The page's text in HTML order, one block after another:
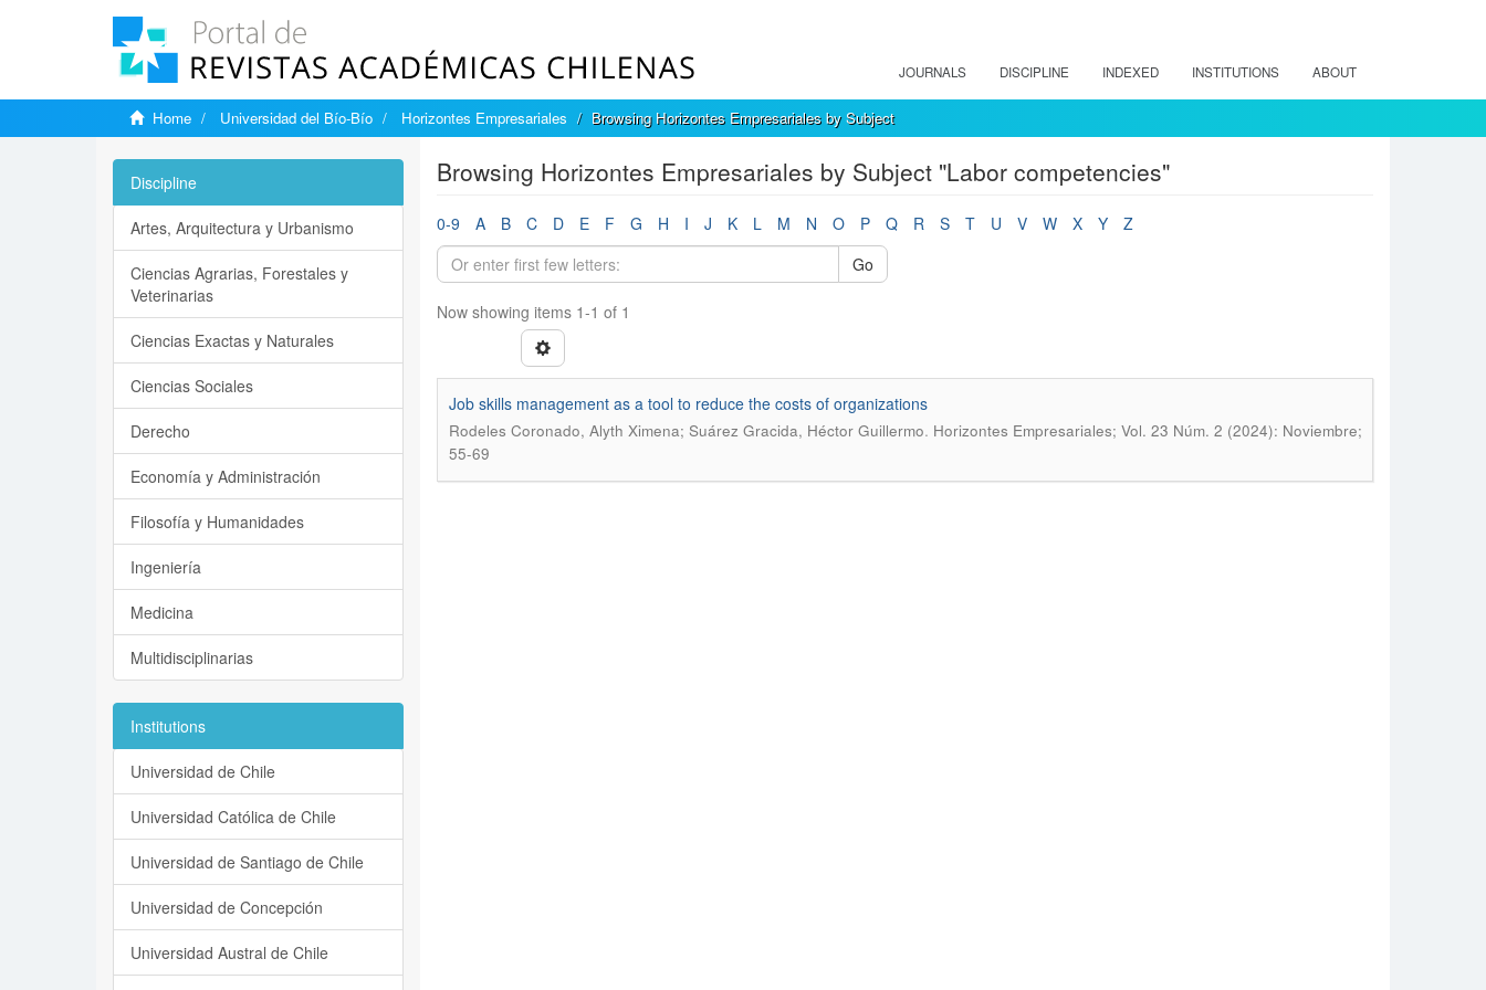
JOURNALS DISCIPLINE INDEXED INSTITUTIONS ABOUT
Home Universidad del Bío-Bío Horizontes Empresariales Browsing Horizontes Empresariales by Subject
Browsing Horizontes Empresariales by Subject "Labor competencies"
0-9 A B C D E F G H I J K L M N O P Q R S T U V W X Y
Z
Go
Now showing items 1-1 of 1
Job skills management as a tool to reduce the costs of organizations
Rodeles Coronado, Alyth Ximena; Suárez Gracida, Héctor Guillermo. Horizontes Empresariales; Vol. 23 Núm. 2 (2024): Noviembre;
55-69
Discipline
Artes, Arquitectura y Urbanismo
Ciencias Agrarias, Forestales y
Veterinarias
Ciencias Exactas y Naturales
Ciencias Sociales
Derecho
Economía y Administración
Filosofía y Humanidades
Ingeniería
Medicina
Multidisciplinarias
Institutions
Universidad de Chile
Universidad Católica de Chile
Universidad de Santiago de Chile
Universidad de Concepción
Universidad Austral de Chile